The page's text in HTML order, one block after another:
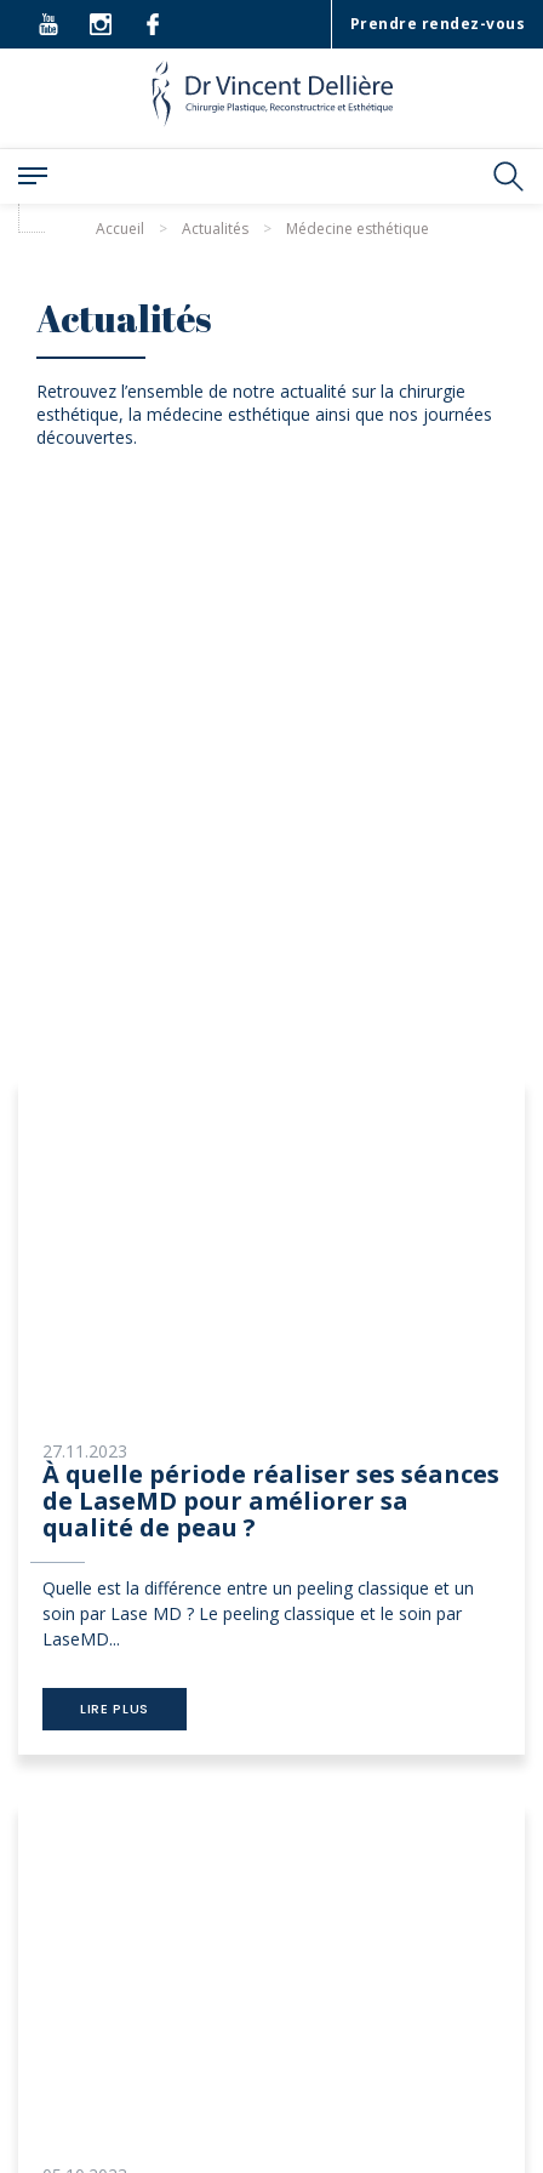
Prendre rendez-vous
Accueil > Actualités > Médecine esthétique
Actualités
Retrouvez l’ensemble de notre actualité sur la chirurgie
esthétique, la médecine esthétique ainsi que nos journées
découvertes.
27.11.2023
À quelle période réaliser ses séances
de LaseMD pour améliorer sa
qualité de peau ?
Quelle est la différence entre un peeling classique et un
soin par Lase MD ? Le peeling classique et le soin par
LaseMD...
LIRE PLUS